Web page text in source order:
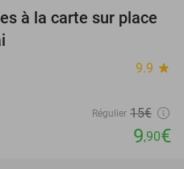
34%
à la carte sur place
9.9 star
Régulier 15€
9,90€